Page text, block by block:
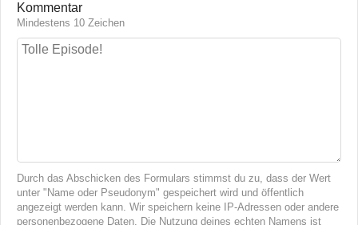
Kommentar
Mindestens 10 Zeichen
Durch das Abschicken des Formulars stimmst du zu, dass der Wert
unter "Name oder Pseudonym" gespeichert wird und öffentlich
angezeigt werden kann. Wir speichern keine IP-Adressen oder andere
personenbezogene Daten. Die Nutzung deines echten Namens ist